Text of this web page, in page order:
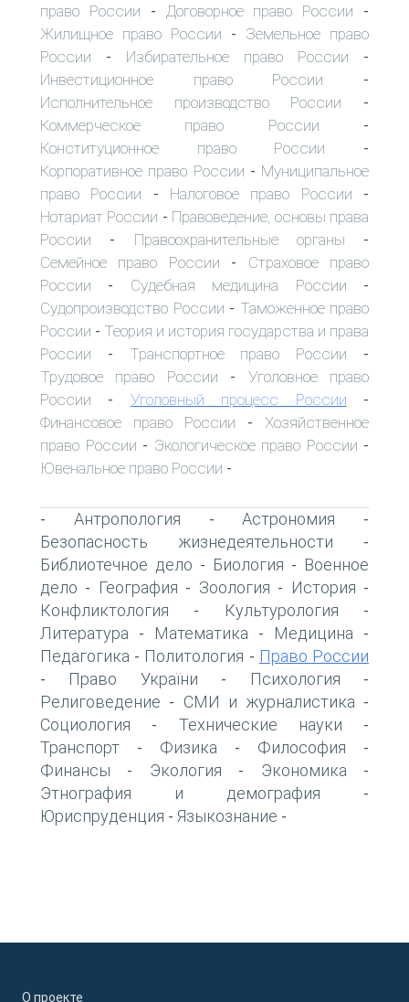
право России - Договорное право России -
Жилищное право России - Земельное право
России - Избирательное право России -
Инвестиционное право России -
Исполнительное производство России -
Коммерческое право России -
Конституционное право России -
Корпоративное право России - Муниципальное
право России - Налоговое право России -
Нотариат России - Правоведение, основы права
России - Правоохранительные органы -
Семейное право России - Страховое право
России - Судебная медицина России -
Судопроизводство России - Таможенное право
России - Теория и история государства и права
России - Транспортное право России -
Трудовое право России - Уголовное право
России - Уголовный процесс России -
Финансовое право России - Хозяйственное
право России - Экологическое право России -
Ювенальное право России -
- Антропология -Астрономия -
Безопасность жизнедеятельности -
Библиотечное дело - Биология - Военное
дело - География - Зоология - История -
Конфликтология - Культурология -
Литература - Математика - Медицина -
Педагогика - Политология - Право России
- Право України - Психология -
Религоведение - СМИ и журналистика -
Социология - Технические науки -
Транспорт - Физика - Философия -
Финансы - Экология - Экономика -
Этнография и демография -
Юриспруденция - Языкознание -
О проекте